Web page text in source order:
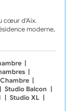
cœur d'Aix.
moderne,
Studio Balcon
Studio XL